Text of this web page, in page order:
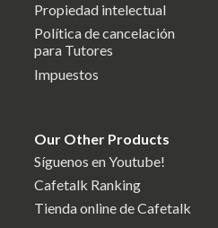
Propiedad intelectual
Política de cancelación
para Tutores
Impuestos
Our Other Products
Síguenos en Youtube!
Cafetalk Ranking
Tienda online de Cafetalk